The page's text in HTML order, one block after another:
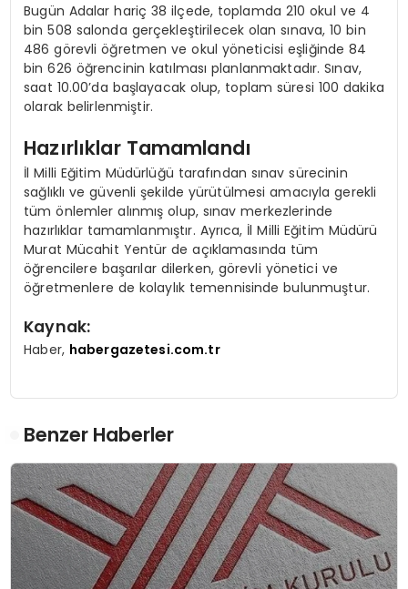
Bugün Adalar hariç 38 ilçede, toplamda 210 okul ve 4
bin 508 salonda gerçekleştirilecek olan sınava, 10 bin
486 görevli öğretmen ve okul yöneticisi eşliğinde 84
bin 626 öğrencinin katılması planlanmaktadır. Sınav,
saat 10.00’da başlayacak olup, toplam süresi 100 dakika
olarak belirlenmiştir.
Hazırlıklar Tamamlandı
İl Milli Eğitim Müdürlüğü tarafından sınav sürecinin
sağlıklı ve güvenli şekilde yürütülmesi amacıyla gerekli
tüm önlemler alınmış olup, sınav merkezlerinde
hazırlıklar tamamlanmıştır. Ayrıca, İl Milli Eğitim Müdürü
Murat Mücahit Yentür de açıklamasında tüm
öğrencilere başarılar dilerken, görevli yönetici ve
öğretmenlere de kolaylık temennisinde bulunmuştur.
Kaynak:
Haber, habergazetesi.com.tr
Benzer Haberler